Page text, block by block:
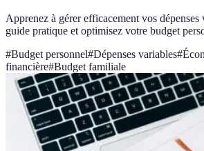
Apprenez à gérer efficacement vos dépenses
guide pratique et optimisez votre budget
#Budget personnel#Dépenses variables#
financière#Budget familiale